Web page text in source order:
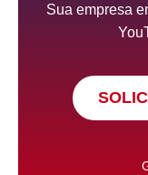
Sua empresa